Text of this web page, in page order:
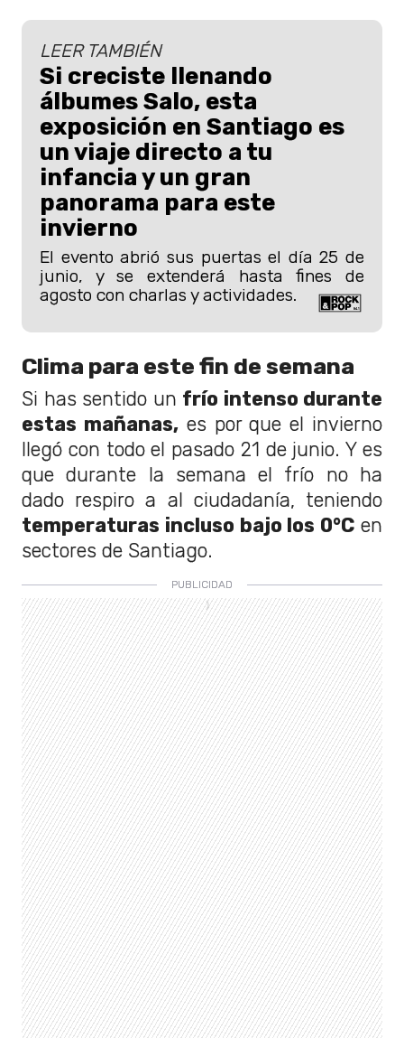
LEER TAMBIÉN
Si creciste llenando
álbumes Salo, esta
exposición en Santiago es
un viaje directo a tu
infancia y un gran
panorama para este
invierno
El evento abrió sus puertas el día 25 de
junio, y se extenderá hasta fines de
agosto con charlas y actividades.
Clima para este fin de semana
Si has sentido un frío intenso durante
estas mañanas,es por que el invierno
llegó con todo el pasado 21 de junio. Y es
que durante la semana el frío no ha
dado respiro a al ciudadanía, teniendo
temperaturas incluso bajo los 0°C en
sectores de Santiago.